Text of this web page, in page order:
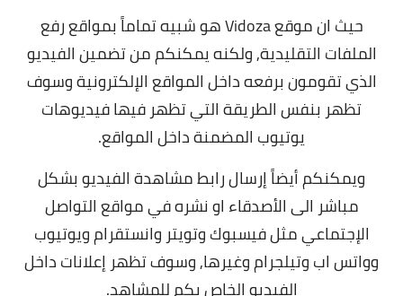
حيث ان موقع Vidoza هو شبيه تماماً بمواقع رفع
الملفات التقليدية, ولكنه يمكنكم من تضمين الفيديو
الذي تقومون برفعه داخل المواقع الإلكترونية وسوف
تظهر بنفس الطريقة التي تظهر فيها فيديوهات
يوتيوب المضمنة داخل المواقع.
ويمكنكم أيضاً إرسال رابط مشاهدة الفيديو بشكل
مباشر الى الأصدقاء او نشره في مواقع التواصل
الإجتماعي مثل فيسبوك وتويتر وانستقرام ويوتيوب
وواتس اب وتيلجرام وغيرها, وسوف تظهر إعلانات داخل
الفيديو الخاص بكم للمشاهد.